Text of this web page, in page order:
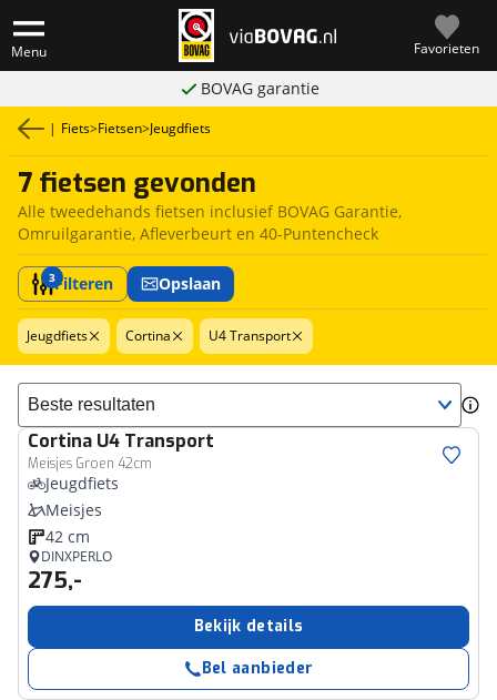
Menu Favorieten
BOVAG garantie
| Fiets>Fietsen>Jeugdfiets
7 fietsen gevonden
Alle tweedehands fietsen inclusief BOVAG Garantie,
Omruilgarantie, Afleverbeurt en 40-Puntencheck
3Filteren Opslaan
Jeugdfiets Cortina U4 Transport
Sorteer resultaten
Cortina U4 Transport
Meisjes Groen 42cm
Jeugdfiets
Meisjes
42 cm
DINXPERLO
275,-
Bekijk details
Bel aanbieder